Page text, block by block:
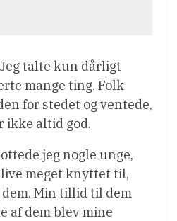
talte kun dårligt
mange ting. Folk
for stedet og ventede,
ikke altid god.
jeg nogle unge,
meget knyttet til,
Min tillid til dem
af dem blev mine